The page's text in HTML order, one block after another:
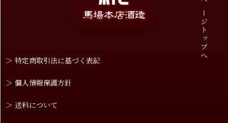
ページトップへ
＞ 特定商取引法に基づく表記
＞ 個人情報保護方針
＞ 送料について